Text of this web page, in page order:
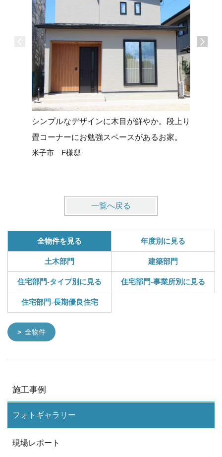
シンプルなデザインに木目が鮮やか。段上り
畳コーナーにお勉強スペースがあるお家。
米子市 F様邸
一覧へ戻る
全物件を見る 年度別に見る
土木部門 建築部門
住宅部門-タイプ別に見る 住宅部門-事業所別に見る
住宅部門-長期優良住宅
全物件
施工事例
フォトギャラリー
現場レポート